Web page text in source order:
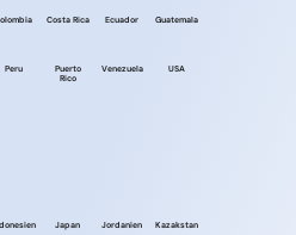
Costa Rica Ecuador Guatemala
Peru
Puerto
Rico
Venezuela USA
Japan Jordanien Kazakstan